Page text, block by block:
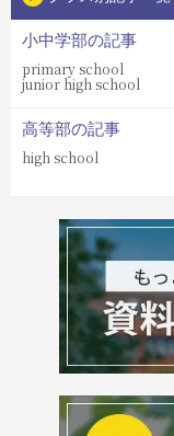
小中学部の記事
primary school
junior high school
高等部の記事
high school